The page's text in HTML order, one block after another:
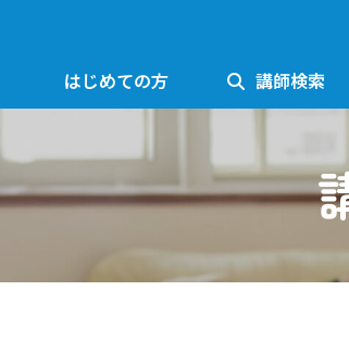
はじめての方 講師検索